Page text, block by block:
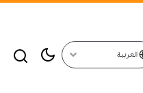
العربية